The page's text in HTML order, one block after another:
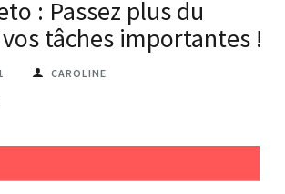
: Passez plus du
tâches importantes !
CAROLINE